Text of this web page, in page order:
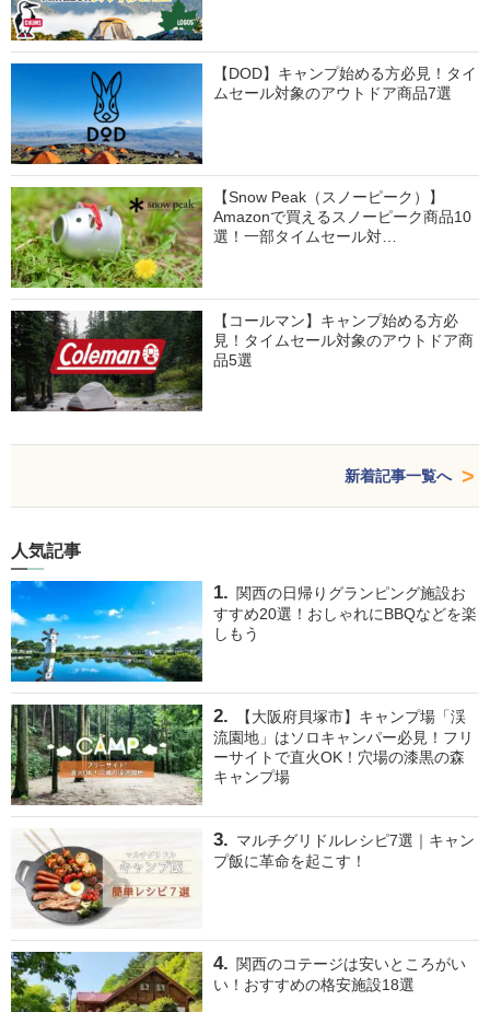
【DOD】キャンプ始める方必見！タイ
ムセール対象のアウトドア商品7選
【Snow Peak（スノーピーク）】
Amazonで買えるスノーピーク商品10
選！一部タイムセール対…
【コールマン】キャンプ始める方必
見！タイムセール対象のアウトドア商
品5選
新着記事一覧へ
人気記事
関西の日帰りグランピング施設お
すすめ20選！おしゃれにBBQなどを楽
しもう
【大阪府貝塚市】キャンプ場「渓
流園地」はソロキャンパー必見！フリ
ーサイトで直火OK！穴場の漆黒の森
キャンプ場
マルチグリドルレシピ7選｜キャン
プ飯に革命を起こす！
関西のコテージは安いところがい
い！おすすめの格安施設18選